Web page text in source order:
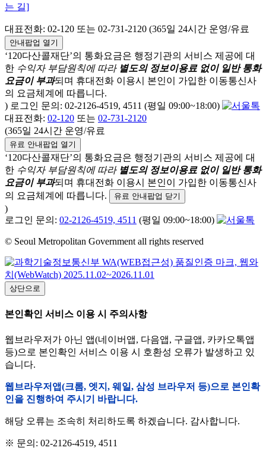
는 길]
대표전화: 02-120 또는 02-731-2120 (365일 24시간 운영/유료
안내팝업 열기
‘120다산콜재단’의 통화요금은 행정기관의 서비스 제공에 대
한 수익자 부담원칙에 따라 별도의 정보이용료 없이 일반 통화
요금이 부과되며 휴대전화 이용시 본인이 가입한 이동통신사
의 요금체계에 따릅니다.
) 로그인 문의: 02-2126-4519, 4511 (평일 09:00~18:00)
대표전화: 02-120 또는 02-731-2120
(365일 24시간 운영/유료
유료 안내팝업 열기
‘120다산콜재단’의 통화요금은 행정기관의 서비스 제공에 대
한 수익자 부담원칙에 따라 별도의 정보이용료 없이 일반 통화
요금이 부과되며 휴대전화 이용시 본인이 가입한 이동통신사
의 요금체계에 따릅니다.
유료 안내팝업 닫기
)
로그인 문의: 02-2126-4519, 4511 (평일 09:00~18:00)
© Seoul Metropolitan Government all rights reserved
상단으로
본인확인 서비스 이용 시 주의사항
웹브라우저가 아닌 앱(네이버앱, 다음앱, 구글앱, 카카오톡앱
등)으로 본인확인 서비스 이용 시 호환성 오류가 발생하고 있
습니다.
웹브라우저앱(크롬, 엣지, 웨일, 삼성 브라우저 등)으로 본인확
인을 진행하여 주시기 바랍니다.
해당 오류는 조속히 처리하도록 하겠습니다. 감사합니다.
※ 문의: 02-2126-4519, 4511